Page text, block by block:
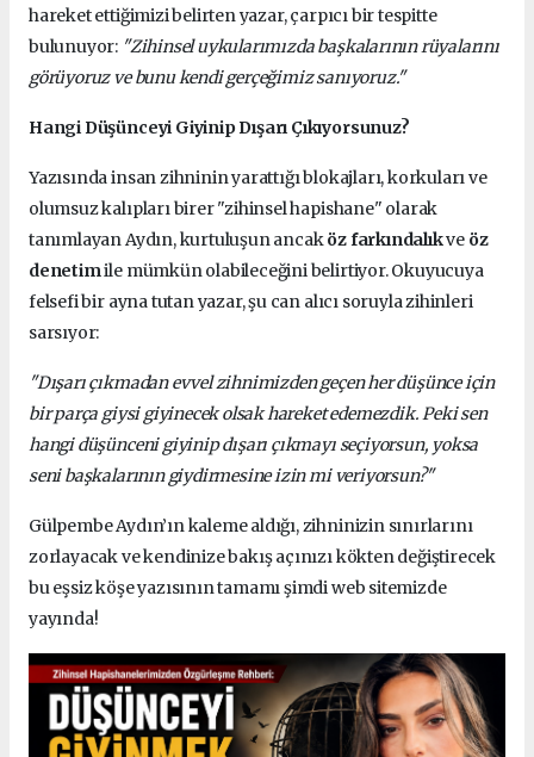
hareket ettiğimizi belirten yazar, çarpıcı bir tespitte
bulunuyor: "Zihinsel uykularımızda başkalarının rüyalarını
görüyoruz ve bunu kendi gerçeğimiz sanıyoruz."
Hangi Düşünceyi Giyinip Dışarı Çıkıyorsunuz?
Yazısında insan zihninin yarattığı blokajları, korkuları ve
olumsuz kalıpları birer "zihinsel hapishane" olarak
tanımlayan Aydın, kurtuluşun ancaköz farkındalıkve öz
denetimile mümkün olabileceğini belirtiyor. Okuyucuya
felsefi bir ayna tutan yazar, şu can alıcı soruyla zihinleri
sarsıyor:
"Dışarı çıkmadan evvel zihnimizden geçen her düşünce için
bir parça giysi giyinecek olsak hareket edemezdik. Peki sen
hangi düşünceni giyinip dışarı çıkmayı seçiyorsun, yoksa
seni başkalarının giydirmesine izin mi veriyorsun?"
Gülpembe Aydın’ın kaleme aldığı, zihninizin sınırlarını
zorlayacak ve kendinize bakış açınızı kökten değiştirecek
bu eşsiz köşe yazısının tamamı şimdi web sitemizde
yayında!